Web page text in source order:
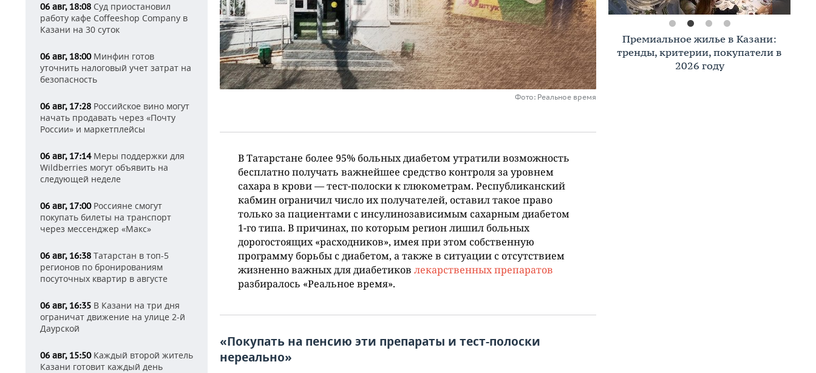
06 авг, 18:08 Суд приостановил
работу кафе Coffeeshop Company в
Казани на 30 суток
06 авг, 18:00Минфин готов
уточнить налоговый учет затрат на
безопасность
06 авг, 17:28 Российское вино могут
начать продавать через «Почту
России» и маркетплейсы
06 авг, 17:14Меры поддержки для
Wildberries могут объявить на
следующей неделе
06 авг, 17:00Россияне смогут
покупать билеты на транспорт
через мессенджер «Макс»
06 авг, 16:38 Татарстан в топ-5
регионов по бронированиям
посуточных квартир в августе
06 авг, 16:35 В Казани на три дня
ограничат движение на улице 2-й
Даурской
06 авг, 15:50Каждый второй житель
Казани готовит каждый день
Фото: Реальное время
В Татарстане более 95% больных диабетом утратили возможность
бесплатно получать важнейшее средство контроля за уровнем
сахара в крови — тест-полоски к глюкометрам. Республиканский
кабмин ограничил число их получателей, оставил такое право
только за пациентами с инсулинозависимым сахарным диабетом
1-го типа. В причинах, по которым регион лишил больных
дорогостоящих «расходников», имея при этом собственную
программу борьбы с диабетом, а также в ситуации с отсутствием
жизненно важных для диабетиков лекарственных препаратов
разбиралось «Реальное время».
«Покупать на пенсию эти препараты и тест-полоски
нереально»
Премиальное жилье в Казани:
тренды, критерии, покупатели в
2026 году